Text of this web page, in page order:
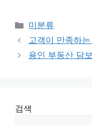
Categories
미분류
고객이 만족하
용인 부동산 담
검색